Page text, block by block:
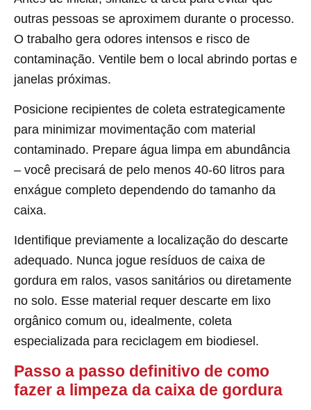
outras pessoas se aproximem durante o processo.
O trabalho gera odores intensos e risco de
contaminação. Ventile bem o local abrindo portas e
janelas próximas.
Posicione recipientes de coleta estrategicamente
para minimizar movimentação com material
contaminado. Prepare água limpa em abundância
– você precisará de pelo menos 40-60 litros para
enxágue completo dependendo do tamanho da
caixa.
Identifique previamente a localização do descarte
adequado. Nunca jogue resíduos de caixa de
gordura em ralos, vasos sanitários ou diretamente
no solo. Esse material requer descarte em lixo
orgânico comum ou, idealmente, coleta
especializada para reciclagem em biodiesel.
Passo a passo definitivo de como
fazer a limpeza da caixa de gordura